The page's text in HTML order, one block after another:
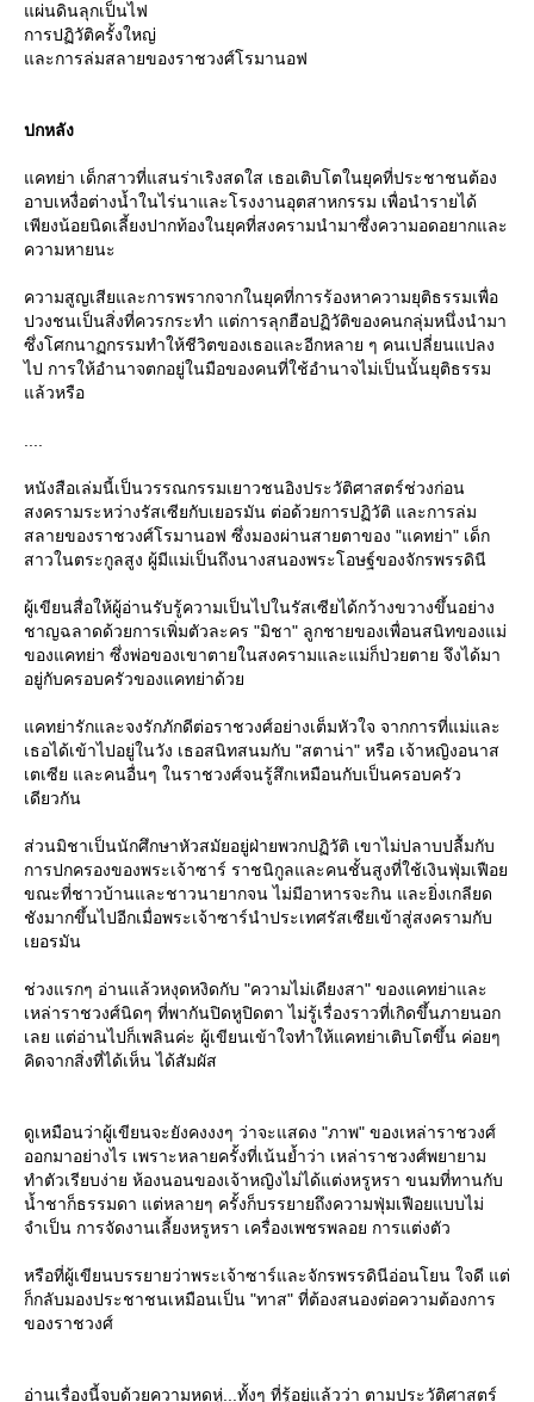
ผ่นดินลุกเป็นไฟ
การปฏิวัติครั้งใหญ่
ละการล่มสลายของราชวงศ์โรมานอฟ
ปกหลัง
คทย่า เด็กสาวที่แสนร่าเริงสดใส เธอเติบโตในยุคที่ประชาชนต้อง
อาบเหงื่อต่างน้ำในไร่นาและโรงงานอุตสาหกรรม เพื่อนำรายได้
เพียงน้อยนิดเลี้ยงปากท้องในยุคที่สงครามนำมาซึ่งความอดอยากและ
ความหายนะ
ความสูญเสียและการพรากจากในยุคที่การร้องหาความยุติธรรมเพื่อ
ปวงชนเป็นสิ่งที่ควรกระทำ แต่การลุกฮือปฏิวัติของคนกลุ่มหนึ่งนำมา
ซึ่งโศกนาฏกรรมทำให้ชีวิตของเธอและอีกหลาย ๆ คนเปลี่ยนแปลง
ไป การให้อำนาจตกอยู่ในมือของคนที่ใช้อำนาจไม่เป็นนั้นยุติธรรม
ล้วหรือ
หนังสือเล่มนี้เป็นวรรณกรรมเยาวชนอิงประวัติศาสตร์ช่วงก่อน
สงครามระหว่างรัสเซียกับเยอรมัน ต่อด้วยการปฏิวัติ และการล่ม
สลายของราชวงศ์โรมานอฟ ซึ่งมองผ่านสายตาของ "แคทย่า" เด็ก
สาวในตระกูลสูง ผู้มีแม่เป็นถึงนางสนองพระโอษฐ์ของจักรพรรดินี
ผู้เขียนสื่อให้ผู้อ่านรับรู้ความเป็นไปในรัสเซียได้กว้างขวางขึ้นอย่าง
ชาญฉลาดด้วยการเพิ่มตัวละคร "มิชา" ลูกชายของเพื่อนสนิทของแม่
ของแคทย่า ซึ่งพ่อของเขาตายในสงครามและแม่ก็ป่วยตาย จึงได้มา
อยู่กับครอบครัวของแคทย่าด้ว
คทย่ารักและจงรักภักดีต่อราชวงศ์อย่างเต็มหัวใจ จากการที่แม่และ
เธอได้เข้าไปอยู่ในวัง เธอสนิทสนมกับ "สตาน่า" หรือ เจ้าหญิงอนาส
เตเซีย และคนอื่นๆ ในราชวงศ์จนรู้สึกเหมือนกับเป็นครอบครัว
เดียวกัน
ส่วนมิชาเป็นนักศึกษาหัวสมัยอยู่ฝ่ายพวกปฏิวัติ เขาไม่ปลาบปลื้มกับ
การปกครองของพระเจ้าซาร์ ราชนิกูลและคนชั้นสูงที่ใช้เงินฟุ่มเฟือ
ขณะที่ชาวบ้านและชาวนายากจน ไม่มีอาหารจะกิน และยิ่งเกลียด
ชังมากขึ้นไปอีกเมื่อพระเจ้าซาร์นำประเทศรัสเซียเข้าสู่สงครามกับ
เยอรมัน
ช่วงแรกๆ อ่านแล้วหงุดหงิดกับ "ความไม่เดียงสา" ของแคทย่าและ
เหล่าราชวงศ์นิดๆ ที่พากันปิดหูปิดตา ไม่รู้เรื่องราวที่เกิดขึ้นภายนอก
เลย แต่อ่านไปก็เพลินค่ะ ผู้เขียนเข้าใจทำให้แคทย่าเติบโตขึ้น ค่อยๆ
คิดจากสิ่งที่ได้เห็น ได้สัมผัส
ดูเหมือนว่าผู้เขียนจะยังคงงงๆ ว่าจะแสดง "ภาพ" ของเหล่าราชวงศ์
ออกมาอย่างไร เพราะหลายครั้งที่เน้นย้ำว่า เหล่าราชวงศ์พยายาม
ทำตัวเรียบง่าย ห้องนอนของเจ้าหญิงไม่ได้แต่งหรูหรา ขนมที่ทานกับ
น้ำชาก็ธรรมดา แต่หลายๆ ครั้งก็บรรยายถึงความฟุ่มเฟือยแบบไม่
จำเป็น การจัดงานเลี้ยงหรูหรา เครื่องเพชรพลอย การแต่งตัว
หรือที่ผู้เขียนบรรยายว่าพระเจ้าซาร์และจักรพรรดินีอ่อนโยน ใจดี แต่
ก็กลับมองประชาชนเหมือนเป็น "ทาส" ที่ต้องสนองต่อความต้องการ
ของราชวงศ์
อ่านเรื่องนี้จบด้วยความหดหู่...ทั้งๆ ที่รู้อยู่แล้วว่า ตามประวัติศาสตร์